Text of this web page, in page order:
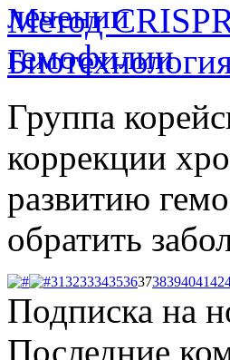
Метод
Группа
коррекции
развитию
обратить
313233343536373839404142
Подписка на
Последние